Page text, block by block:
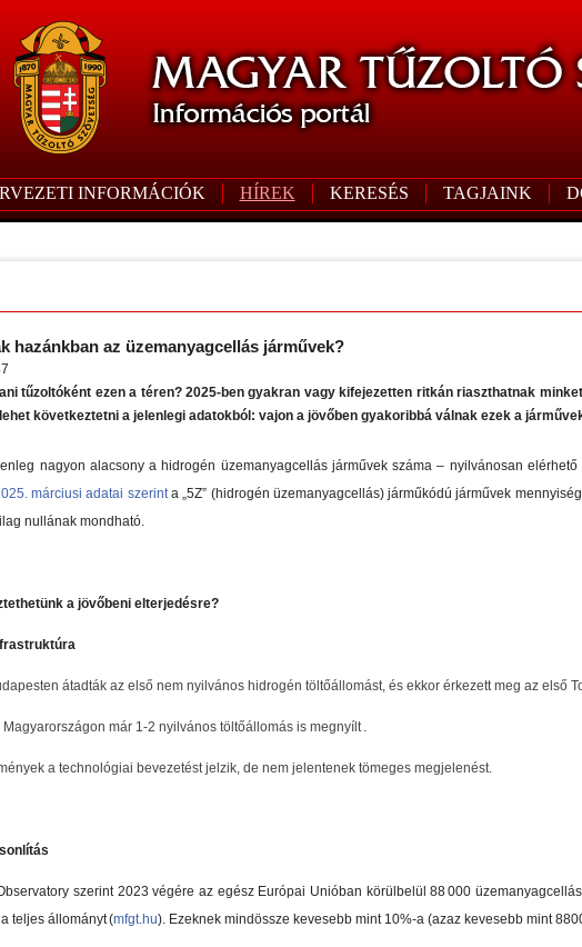
INFORMÁCIÓK HÍREK KERESÉS TAGJAINK
hazánkban az üzemanyagcellás járművek?
tűzoltóként ezen a téren? 2025-ben gyakran vagy kifejezetten ritkán riaszthatnak
következtetni a jelenlegi adatokból: vajon a jövőben gyakoribbá válnak ezek a
nagyon alacsony a hidrogén üzemanyagcellás járművek száma – nyilvánosan
márciusi adatai szerinta „5Z” (hidrogén üzemanyagcellás) járműkódú járművek
nullának mondható.
a jövőbeni elterjedésre?
átadták az első nem nyilvános hidrogén töltőállomást, és ekkor érkezett meg az első
már 1-2 nyilvános töltőállomás is megnyílt .
a technológiai bevezetést jelzik, de nem jelentenek tömeges megjelenést.
szerint 2023 végére az egész Európai Unióban körülbelül 88 000
teljes állományt (mfgt.hu). Ezeknek mindössze kevesebb mint 10%-a (azaz kevesebb mint